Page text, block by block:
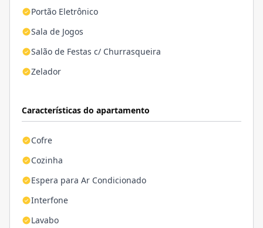
Portão Eletrônico
Sala de Jogos
Salão de Festas c/ Churrasqueira
Zelador
Características do apartamento
Cofre
Cozinha
Espera para Ar Condicionado
Interfone
Lavabo